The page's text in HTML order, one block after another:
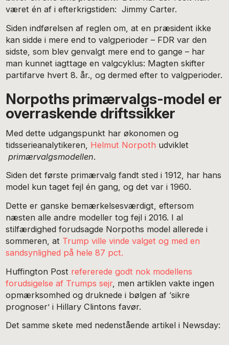
været én af i efterkrigstiden: Jimmy Carter.
Siden indførelsen af reglen om, at en præsident ikke
kan sidde i mere end to valgperioder – FDR var den
sidste, som blev genvalgt mere end to gange – har
man kunnet iagttage en valgcyklus: Magten skifter
partifarve hvert 8. år., og dermed efter to valgperioder.
Norpoths primærvalgs-model er
overraskende driftssikker
Med dette udgangspunkt har økonomen og
tidsserieanalytikeren, Helmut Norpoth udviklet
primærvalgsmodellen.
Siden det første primærvalg fandt sted i 1912, har hans
model kun taget fejl én gang, og det var i 1960.
Dette er ganske bemærkelsesværdigt, eftersom
næsten alle andre modeller tog fejl i 2016. I al
stilfærdighed forudsagde Norpoths model allerede i
sommeren, at Trump ville vinde valget og med en
sandsynlighed på hele 87 pct.
Huffington Post refererede godt nok modellens
forudsigelse af Trumps sejr, men artiklen vakte ingen
opmærksomhed og druknede i bølgen af ‘sikre
prognoser’ i Hillary Clintons favør.
Det samme skete med nedenstående artikel i Newsday: